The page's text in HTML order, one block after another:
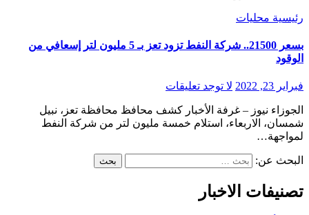
رئيسية محليات
بسعر 21500.. شركة النفط تزود تعز بـ 5 مليون لتر إسعافي من
الوقود
فبراير 23, 2022 لا توجد تعليقات
شمسان، الاربعاء، استلام خمسة مليون لتر من شركة النفط
لمواجهة…
البحث عن:
تصنيفات الاخبار